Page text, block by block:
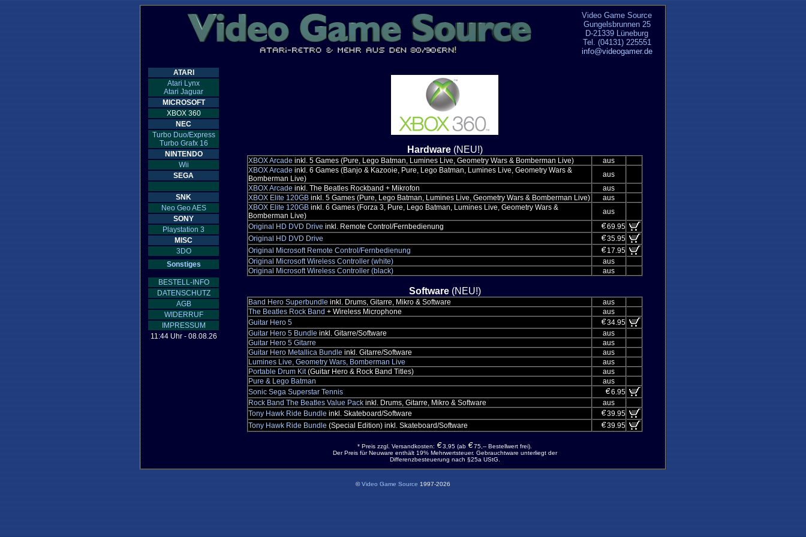
Video Game Source
Gungelsbrunnen 25
D-21339 Lüneburg
Tel. (04131) 225551
info@videogamer.de
ATARI
Atari Lynx
Atari Jaguar
MICROSOFT
XBOX 360
NEC
Turbo Duo/Express
Turbo Grafx 16
NINTENDO
Wii
SEGA
SNK
Neo Geo AES
SONY
Playstation 3
MISC
3DO
Sonstiges
BESTELL-INFO
DATENSCHUTZ
AGB
WIDERRUF
IMPRESSUM
11:44 Uhr - 08.08.26
Hardware(NEU!)
XBOX Arcade inkl. 5 Games (Pure, Lego Batman, Lumines Live, Geometry Wars & Bomberman Live)
aus
XBOX Arcade inkl. 6 Games (Banjo & Kazooie, Pure, Lego Batman, Lumines Live, Geometry Wars &
Bomberman Live)
aus
XBOX Arcade inkl. The Beatles Rockband + Mikrofon
aus
XBOX Elite 120GBinkl. 5 Games (Pure, Lego Batman, Lumines Live, Geometry Wars & Bomberman Live)
aus
XBOX Elite 120GBinkl. 6 Games (Forza 3, Pure, Lego Batman, Lumines Live, Geometry Wars &
Bomberman Live)
aus
Original HD DVD Drive inkl. Remote Control/Fernbedienung
69.95
Original HD DVD Drive
35.95
Original Microsoft Remote Control/Fernbedienung
17.95
Original Microsoft Wireless Controller (white)
aus
Original Microsoft Wireless Controller (black)
aus
Software(NEU!)
Band Hero Superbundle inkl. Drums, Gitarre, Mikro & Software
aus
The Beatles Rock Band + Wireless Microphone
aus
Guitar Hero 5
34.95
Guitar Hero 5 Bundle inkl. Gitarre/Software
aus
Guitar Hero 5 Gitarre
aus
Guitar Hero Metallica Bundle inkl. Gitarre/Software
aus
Lumines Live, Geometry Wars, Bomberman Live
aus
Portable Drum Kit(Guitar Hero & Rock Band Titles)
aus
Pure & Lego Batman
aus
Sonic Sega Superstar Tennis
6.95
Rock Band The Beatles Value Packinkl. Drums, Gitarre, Mikro & Software
aus
Tony Hawk Ride Bundle inkl. Skateboard/Software
39.95
Tony Hawk Ride Bundle (Special Edition) inkl. Skateboard/Software 39.95
* Preis zzgl. Versandkosten: 3,95 (ab
75,-- Bestellwert frei).
Der Preis für Neuware enthält 19% Mehrwertsteuer. Gebrauchtware unterliegt der
Differenzbesteuerung nach §25a UStG.
©Video Game Source1997-2026